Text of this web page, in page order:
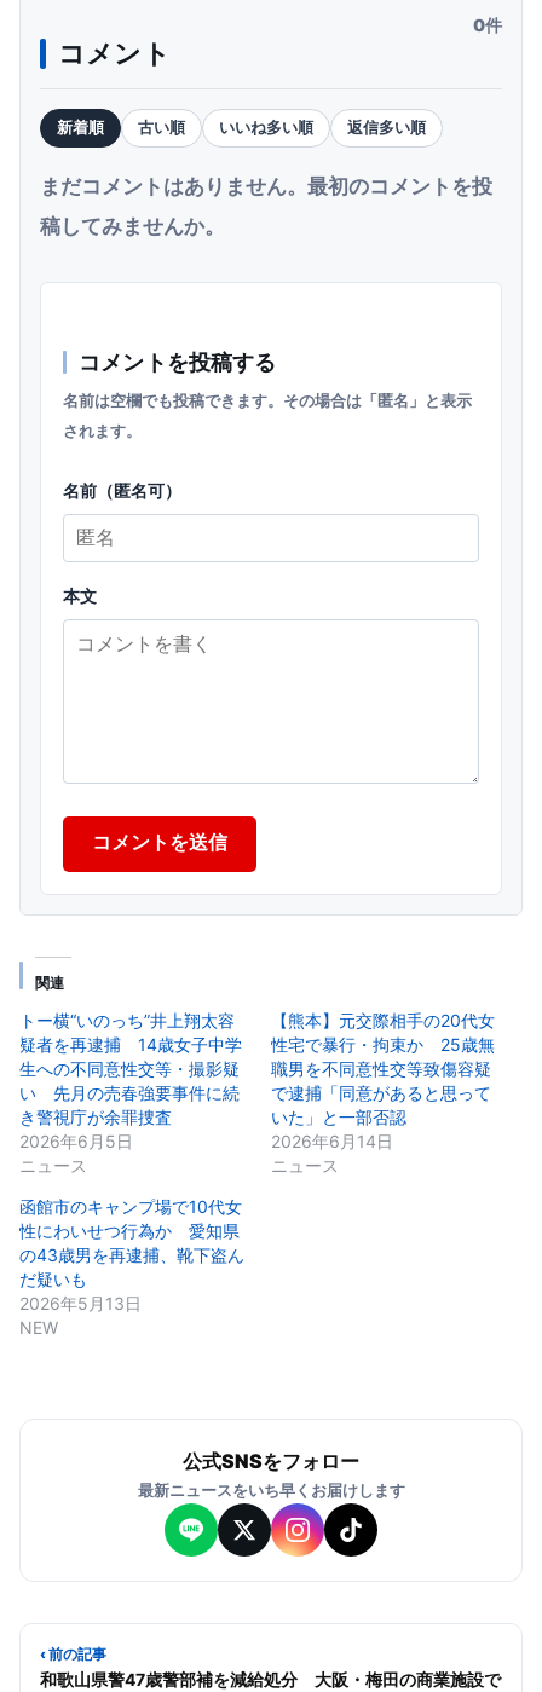
コメント
0件
新着順 古い順 いいね多い順 返信多い順
まだコメントはありません。最初のコメントを投
稿してみませんか。
コメントを投稿する
名前は空欄でも投稿できます。その場合は「匿名」と表示
されます。
名前（匿名可）
本文
コメントを送信
関連
トー横“いのっち”井上翔太容
疑者を再逮捕 14歳女子中学
生への不同意性交等・撮影疑
い 先月の売春強要事件に続
き警視庁が余罪捜査
2026年6月5日
ニュース
【熊本】元交際相手の20代女
性宅で暴行・拘束か 25歳無
職男を不同意性交等致傷容疑
で逮捕「同意があると思って
いた」と一部否認
2026年6月14日
ニュース
函館市のキャンプ場で10代女
性にわいせつ行為か 愛知県
の43歳男を再逮捕、靴下盗ん
だ疑いも
2026年5月13日
NEW
公式SNSをフォロー
最新ニュースをいち早くお届けします
‹ 前の記事
和歌山県警47歳警部補を減給処分 大阪・梅田の商業施設で